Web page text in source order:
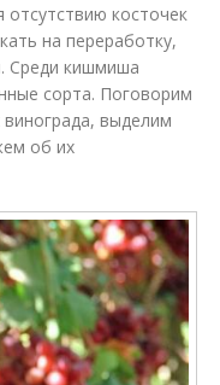
косточек
на переработку,
Среди кишмиша
сорта. Поговорим
выделим
об их